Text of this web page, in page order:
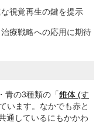
視覚再生の鍵を提示
療戦略への応用に期待
青の3種類の「錐体 (す
います。なかでも赤と
通しているにもかかわ